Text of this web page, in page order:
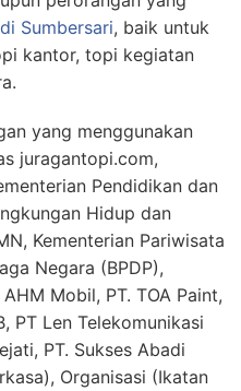
di Sumbersari, baik untuk
kantor, topi kegiatan
yang menggunakan
juragantopi.com,
Pendidikan dan
Hidup dan
Kementerian Pariwisata
Negara (BPDP),
Mobil, PT. TOA Paint,
PT Len Telekomunikasi
PT. Sukses Abadi
Organisasi (Ikatan